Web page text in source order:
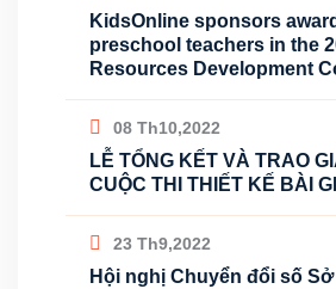
KidsOnline sponsors
preschool teachers in the
Resources Development
08 Th10,2022
LỄ TỔNG KẾT VÀ TRAO
CUỘC THI THIẾT KẾ BÀI
23 Th9,2022
Hội nghị Chuyển đổi số